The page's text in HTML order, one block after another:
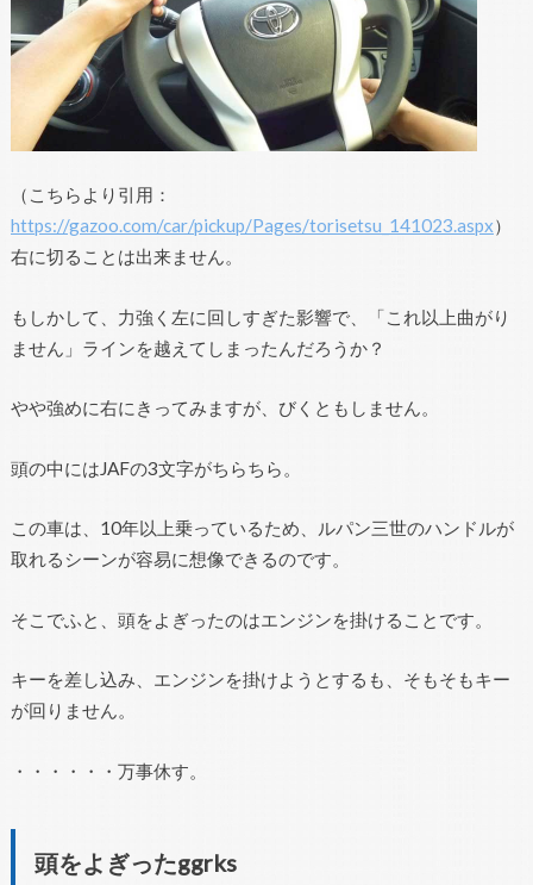
（こちらより引用：
https://gazoo.com/car/pickup/Pages/torisetsu_141023.aspx）
右に切ることは出来ません。
もしかして、力強く左に回しすぎた影響で、「これ以上曲がり
ません」ラインを越えてしまったんだろうか？
やや強めに右にきってみますが、びくともしません。
頭の中にはJAFの3文字がちらちら。
この車は、10年以上乗っているため、ルパン三世のハンドルが
取れるシーンが容易に想像できるのです。
そこでふと、頭をよぎったのはエンジンを掛けることです。
キーを差し込み、エンジンを掛けようとするも、そもそもキー
が回りません。
・・・・・・万事休す。
頭をよぎったggrks